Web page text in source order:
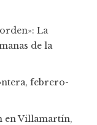
La
de la
febrero-
en Villamartín,